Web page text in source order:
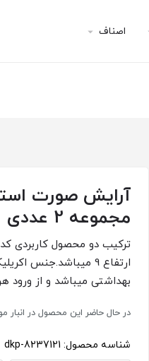
اصناف
مجموعه 2 عددی
ارتفاع 9
بهداشتی میباشد و از ورود
در حال حاضر این محصول در
شناسه محصول: dkp-8237121